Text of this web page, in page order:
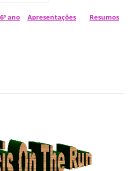
ano Apresentações Resumos